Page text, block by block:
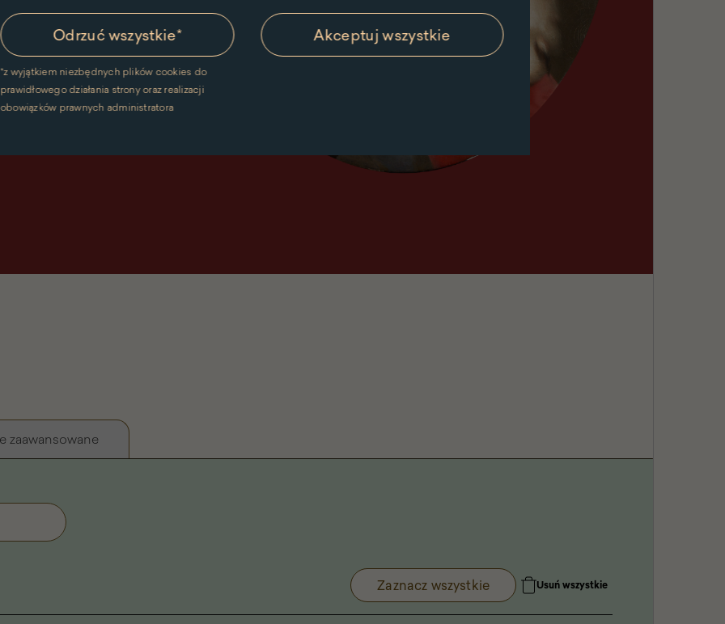
Odrzuć wszystkie*
*z wyjątkiem niezbędnych plików cookies do
prawidłowego działania strony oraz realizacji
obowiązków prawnych administratora
Akceptuj wszystkie
zaawansowane
Zaznacz wszystkie Usuń wszystkie